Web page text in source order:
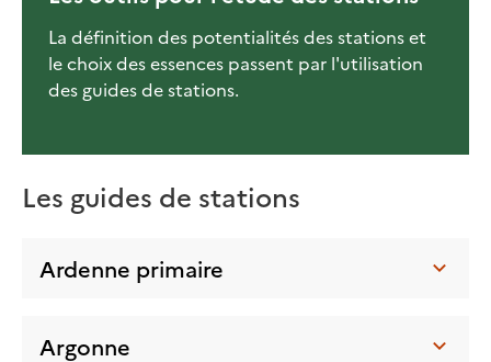
La définition des potentialités des stations et
le choix des essences passent par l'utilisation
des guides de stations.
Les guides de stations
Ardenne primaire
Argonne